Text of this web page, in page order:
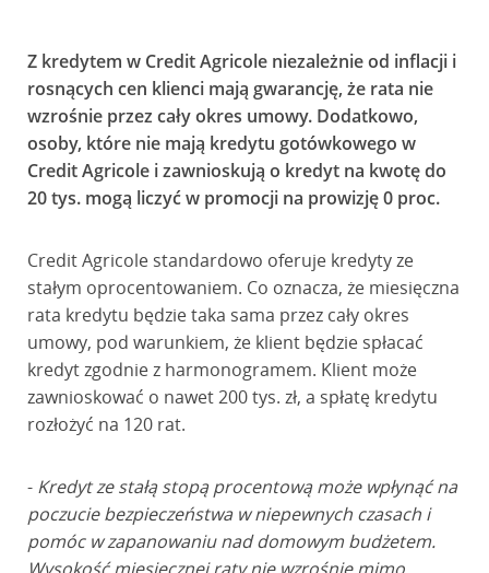
Z kredytem w Credit Agricole niezależnie od inflacji i
rosnących cen klienci mają gwarancję, że rata nie
wzrośnie przez cały okres umowy. Dodatkowo,
osoby, które nie mają kredytu gotówkowego w
Credit Agricole i zawnioskują o kredyt na kwotę do
20 tys. mogą liczyć w promocji na prowizję 0 proc.
Credit Agricole standardowo oferuje kredyty ze
stałym oprocentowaniem. Co oznacza, że miesięczna
rata kredytu będzie taka sama przez cały okres
umowy, pod warunkiem, że klient będzie spłacać
kredyt zgodnie z harmonogramem. Klient może
zawnioskować o nawet 200 tys. zł, a spłatę kredytu
rozłożyć na 120 rat.
- Kredyt ze stałą stopą procentową może wpłynąć na
poczucie bezpieczeństwa w niepewnych czasach i
pomóc w zapanowaniu nad domowym budżetem.